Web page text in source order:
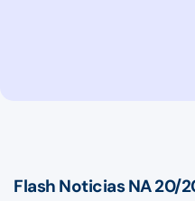
Flash Noticias NA 20/